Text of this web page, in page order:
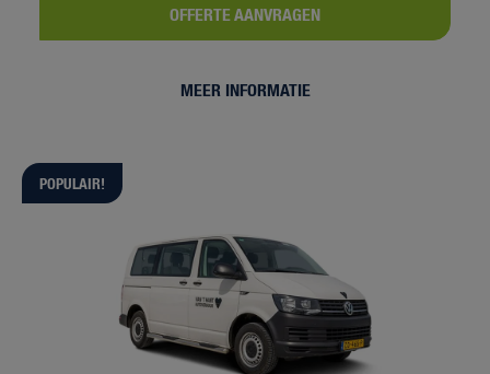
OFFERTE AANVRAGEN
MEER INFORMATIE
POPULAIR!